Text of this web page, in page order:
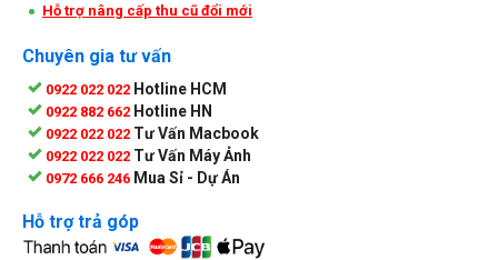
Hỗ trợ nâng cấp thu cũ đổi mới
Chuyên gia tư vấn
0922 022 022 Hotline HCM
0922 882 662 Hotline HN
0922 022 022 Tư Vấn Macbook
0922 022 022 Tư Vấn Máy Ảnh
0972 666 246 Mua Sỉ - Dự Án
Hỗ trợ trả góp